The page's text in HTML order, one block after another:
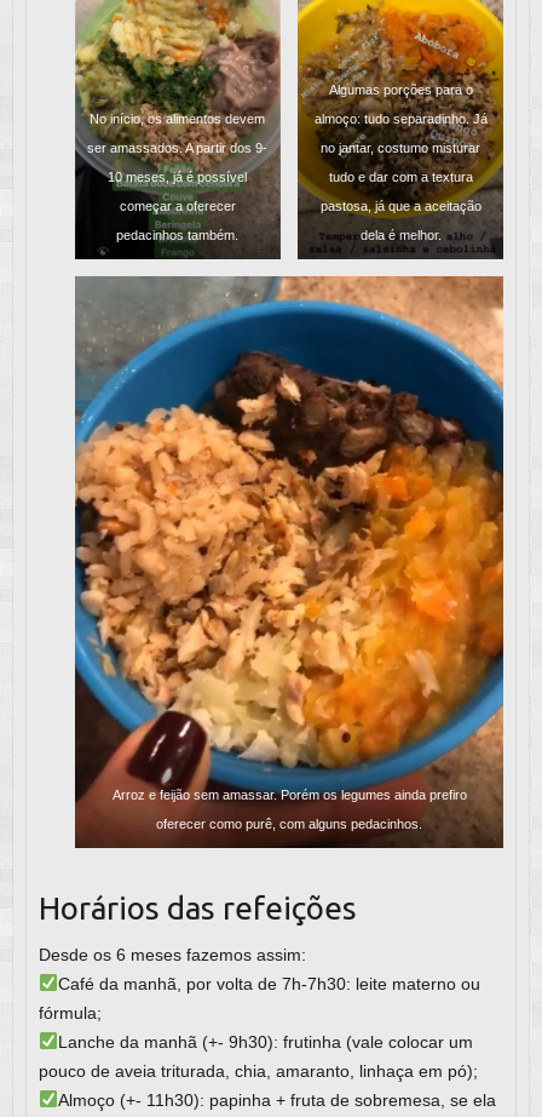
No início, os alimentos devem
ser amassados. A partir dos 9-
10 meses, já é possível
começar a oferecer
pedacinhos também.
Algumas porções para o
almoço: tudo separadinho. Já
no jantar, costumo misturar
tudo e dar com a textura
pastosa, já que a aceitação
dela é melhor.
Arroz e feijão sem amassar. Porém os legumes ainda prefiro
oferecer como purê, com alguns pedacinhos.
Horários das refeições
Desde os 6 meses fazemos assim:
Café da manhã, por volta de 7h-7h30: leite materno ou
fórmula;
Lanche da manhã (+- 9h30): frutinha (vale colocar um
pouco de aveia triturada, chia, amaranto, linhaça em pó);
Almoço (+- 11h30): papinha + fruta de sobremesa, se ela